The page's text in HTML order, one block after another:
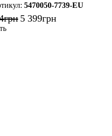
5470050-7739-EU
грн 5 399грн